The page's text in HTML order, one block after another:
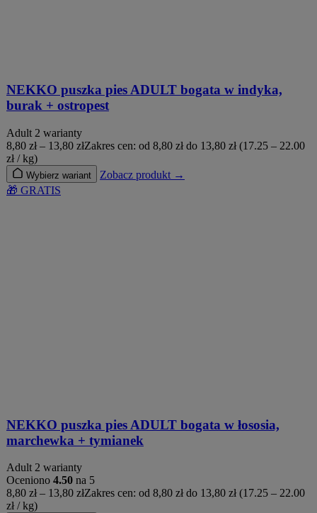
NEKKO puszka pies ADULT bogata w indyka,
burak + ostropest
Adult 2 warianty
8,80 zł – 13,80 złZakres cen: od 8,80 zł do 13,80 zł (17.25 – 22.00
zł / kg)
Wybierz wariant
Zobacz produkt →
🎁 GRATIS
NEKKO puszka pies ADULT bogata w łososia,
marchewka + tymianek
Adult 2 warianty
Oceniono 4.50 na 5
8,80 zł – 13,80 złZakres cen: od 8,80 zł do 13,80 zł (17.25 – 22.00
zł / kg)